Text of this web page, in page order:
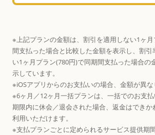
※上記プランの金額は、割引を適用しない1ヶ
間支払った場合と比較した金額を表示し、割引
い1ヶ月プラン(780円)で同期間支払った場合の
示しています。
※iOSアプリからのお支払いの場合、金額が異な
※6ヶ月／12ヶ月一括プランは、一括でのお支
期限内に休会／退会された場合、返金はでき
利用いただけます。
※支払プランごとに定められるサービス提供期